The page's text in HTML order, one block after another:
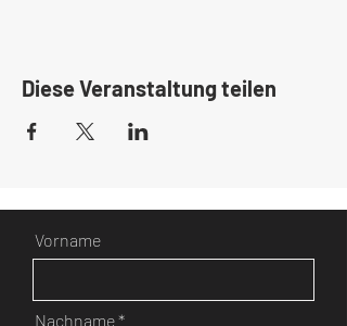
Diese Veranstaltung teilen
Vorname
Nachname